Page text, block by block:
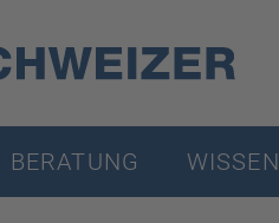
BERATUNG WISSEN